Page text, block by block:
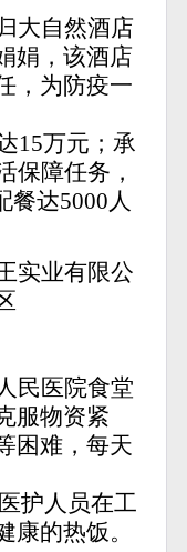
大自然酒店
娟，该酒店
，为防疫一
15万元；承
保障任务，
餐达5000人
实业有限公
民医院食堂
服物资紧
困难，每天
护人员在工
康的热饭。